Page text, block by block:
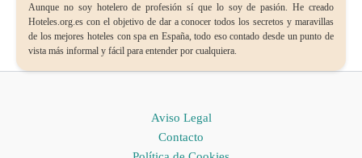
Aunque no soy hotelero de profesión sí que lo soy de pasión. He creado
Hoteles.org.es con el objetivo de dar a conocer todos los secretos y maravillas
de los mejores hoteles con spa en España, todo eso contado desde un punto de
vista más informal y fácil para entender por cualquiera.
Aviso Legal
Contacto